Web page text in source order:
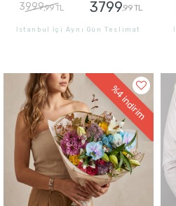
3999,99 TL 3799,99 TL
İstanbul İçi Aynı Gün Teslimat
%4
indirim